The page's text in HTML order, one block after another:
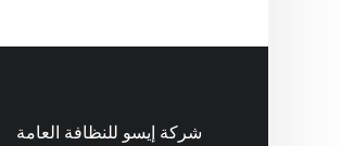
شركة إيسو للنظافة العامة